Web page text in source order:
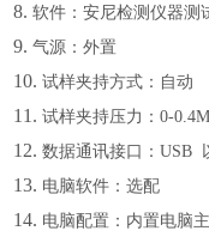
8.软件：安尼检测仪器测
9.气源：外置
10.试样夹持方式：自动
11.试样夹持压力：0-
12.数据通讯接口：USB
13. 电脑软件：选配
14. 电脑配置：内置电脑